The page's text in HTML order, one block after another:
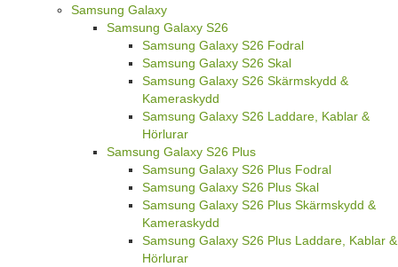
Samsung Galaxy
Samsung Galaxy S26
Samsung Galaxy S26 Fodral
Samsung Galaxy S26 Skal
Samsung Galaxy S26 Skärmskydd &
Kameraskydd
Samsung Galaxy S26 Laddare, Kablar &
Hörlurar
Samsung Galaxy S26 Plus
Samsung Galaxy S26 Plus Fodral
Samsung Galaxy S26 Plus Skal
Samsung Galaxy S26 Plus Skärmskydd &
Kameraskydd
Samsung Galaxy S26 Plus Laddare, Kablar &
Hörlurar